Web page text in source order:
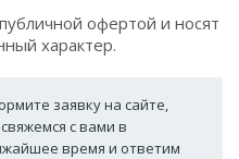
офертой и носят
характер.
заявку на сайте,
с вами в
время и ответим